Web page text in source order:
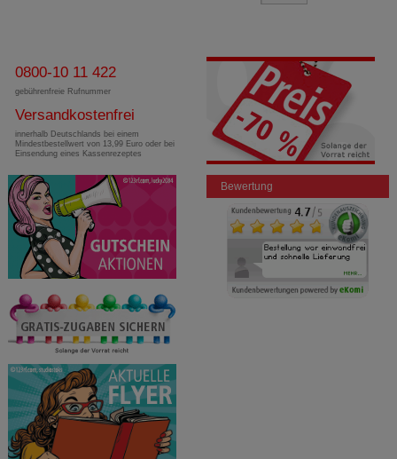
0800-10 11 422
gebührenfreie Rufnummer
Versandkostenfrei
innerhalb Deutschlands bei einem
Mindestbestellwert von 13,99 Euro oder bei
Einsendung eines Kassenrezeptes
Bewertung